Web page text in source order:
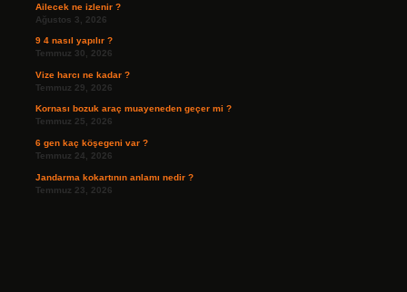
Ailecek ne izlenir ?
Ağustos 3, 2026
9 4 nasıl yapılır ?
Temmuz 30, 2026
Vize harcı ne kadar ?
Temmuz 29, 2026
Kornası bozuk araç muayeneden geçer mi ?
Temmuz 25, 2026
6 gen kaç köşegeni var ?
Temmuz 24, 2026
Jandarma kokartının anlamı nedir ?
Temmuz 23, 2026